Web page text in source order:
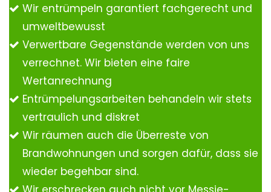
Wir entrümpeln garantiert fachgerecht und
umweltbewusst
Verwertbare Gegenstände werden von uns
verrechnet. Wir bieten eine faire
Wertanrechnung
Entrümpelungsarbeiten behandeln wir stets
vertraulich und diskret
Wir räumen auch die Überreste von
Brandwohnungen und sorgen dafür, dass sie
wieder begehbar sind.